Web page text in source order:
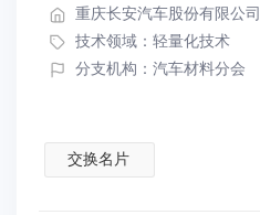
重庆长安汽车股份有限公司
技术领域： 轻量化技术
分支机构：汽车材料分会
交换名片